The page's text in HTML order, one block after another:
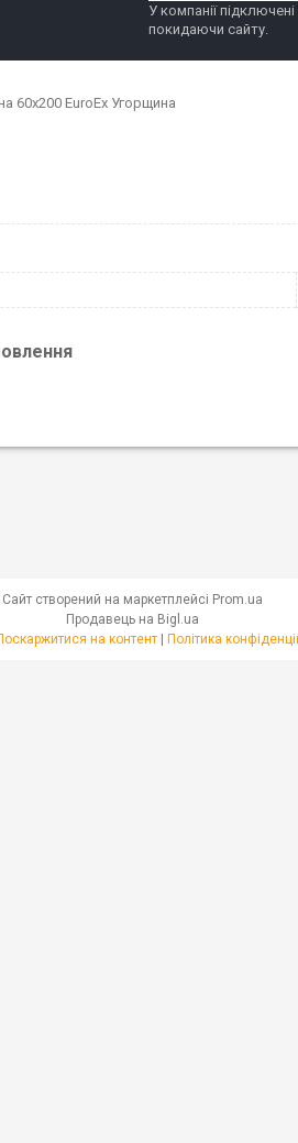
У компанії
покидаючи сайту.
60x200 EuroEx Угорщина
Сайт створений на маркетплейсі Prom.ua
Продавець на Bigl.ua
на контент | Політика